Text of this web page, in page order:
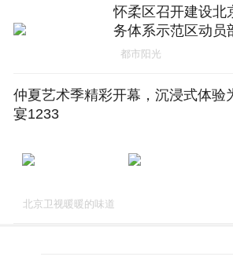
怀柔区召开建设北
务体系示范区动员
都市阳光
仲夏艺术季精彩开幕，沉浸式体验
宴1233
北京卫视暖暖的味道